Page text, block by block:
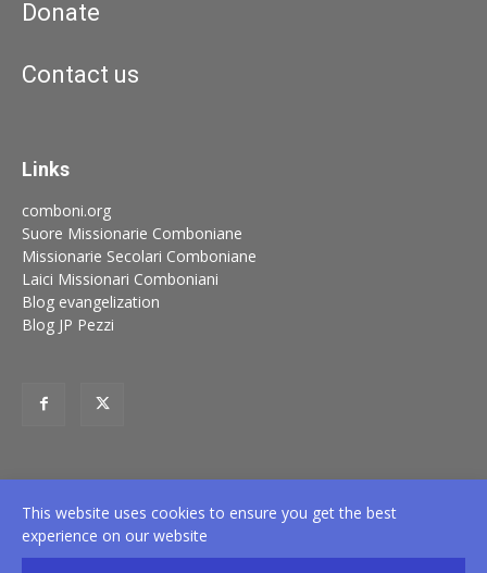
Donate
Contact us
Links
comboni.org
Suore Missionarie Comboniane
Missionarie Secolari Comboniane
Laici Missionari Comboniani
Blog evangelization
Blog JP Pezzi
This website uses cookies to ensure you get the best
experience on our website